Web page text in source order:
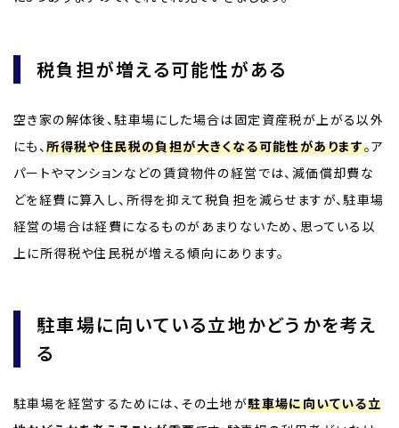
税負担が増える可能性がある
空き家の解体後、駐車場にした場合は固定資産税が上がる以外
にも、所得税や住民税の負担が大きくなる可能性があります。ア
パートやマンションなどの賃貸物件の経営では、減価償却費な
どを経費に算入し、所得を抑えて税負担を減らせますが、駐車場
経営の場合は経費になるものがあまりないため、思っている以
上に所得税や住民税が増える傾向にあります。
駐車場に向いている立地かどうかを考え
る
駐車場を経営するためには、その土地が駐車場に向いている立